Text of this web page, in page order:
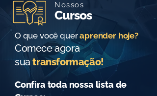
O que você queraprender hoje?
Comece agora
suatransformação!
Cursos
Nossos
Confira toda nossa lista de